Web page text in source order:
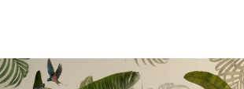
Rengöring